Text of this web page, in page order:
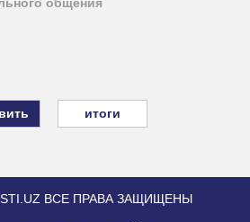
итоги
ВСЕ ПРАВА ЗАЩИЩЕНЫ